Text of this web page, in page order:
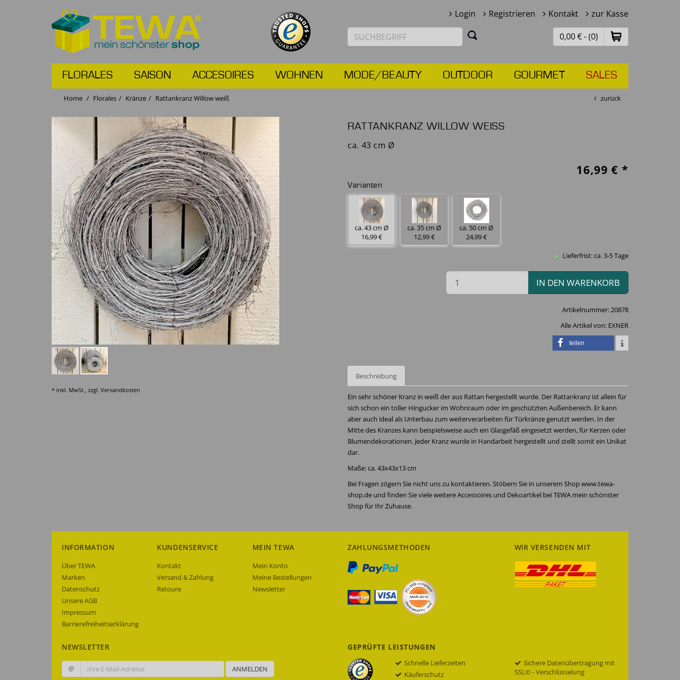
Login Registrieren Kontakt zur Kasse
0,00 € - (0)
FLORALES SAISON ACCESOIRES WOHNEN MODE/BEAUTY OUTDOOR GOURMET SALES
Home Florales Kränze Rattankranz Willow weiß zurück
* inkl. MwSt., zzgl. Versandkosten
RATTANKRANZ WILLOW WEISS
ca. 43 cm Ø
16,99 € *
Varianten
ca. 43 cm Ø
16,99 €
ca. 35 cm Ø
12,99 €
ca. 50 cm Ø
24,99 €
Lieferfrist: ca. 3-5 Tage
IN DEN WARENKORB
Artikelnummer:20878
Alle Artikel von: EXNER
teilen
Beschreibung
Ein sehr schöner Kranz in weiß der aus Rattan hergestellt wurde. Der Rattankranz ist allein für
sich schon ein toller Hingucker im Wohnraum oder im geschützten Außenbereich. Er kann
aber auch ideal als Unterbau zum weiterverarbeiten für Türkränze genutzt werden. In der
Mitte des Kranzes kann beispielsweise auch ein Glasgefäß eingesetzt werden, für Kerzen oder
Blumendekorationen. Jeder Kranz wurde in Handarbeit hergestellt und stellt somit ein Unikat
dar.
Maße: ca. 43x43x13 cm
Bei Fragen zögern Sie nicht uns zu kontaktieren. Stöbern Sie in unserem Shop www.tewa-
shop.de und finden Sie viele weitere Accessoires und Dekoartikel bei TEWA mein schönster
Shop für Ihr Zuhause.
INFORMATION
Über TEWA
Marken
Datenschutz
Unsere AGB
Impressum
Barrierefreiheitserklärung
KUNDENSERVICE
Kontakt
Versand & Zahlung
Retoure
MEIN TEWA
Mein Konto
Meine Bestellungen
Newsletter
ZAHLUNGSMETHODEN WIR VERSENDEN MIT
NEWSLETTER
@ ANMELDEN
GEPRÜFTE LEISTUNGEN
Schnelle Lieferzeiten
Käuferschutz
Sichere Datenübertragung mit
SSL© - Verschlüsselung